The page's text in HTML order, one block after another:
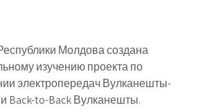
Молдова создана
изучению проекта по
электропередач Вулканешты-
Back-to-Back Вулканешты.